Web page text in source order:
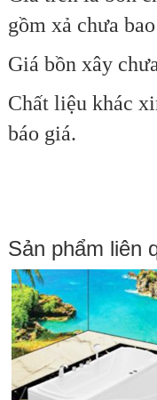
gồm xả chưa
Giá bồn xây
Chất liệu khác
báo giá.
Sản phẩm liên